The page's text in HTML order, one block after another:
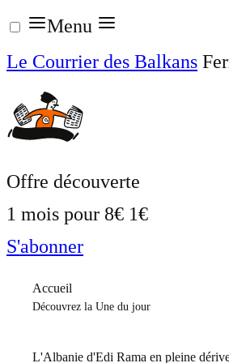
Aller
au
contenu
Menu
Le Courrier des Balkans
Offre découverte
1 mois pour 8€ 1€
S'abonner
Accueil
Découvrez la Une du jour
L'Albanie d'Edi Rama en pleine